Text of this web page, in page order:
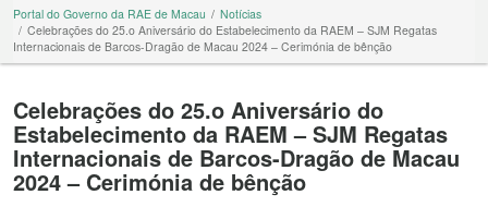
Portal do Governo da RAE de Macau
Notícias
Celebrações do 25.o Aniversário do Estabelecimento da RAEM – SJM Regatas
Internacionais de Barcos-Dragão de Macau 2024 – Cerimónia de bênção
Celebrações do 25.o Aniversário do
Estabelecimento da RAEM – SJM Regatas
Internacionais de Barcos-Dragão de Macau
2024 – Cerimónia de bênção